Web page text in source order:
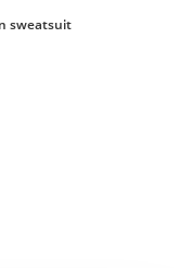
sweatsuit